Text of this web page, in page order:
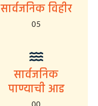
सार्वजनिक विहीर
05
सार्वजनिक
पाण्याची आड
00